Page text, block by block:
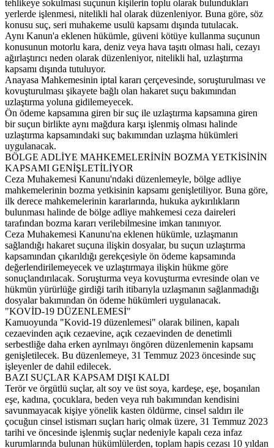
tehlikeye sokulması suçunun kişilerin toplu olarak bulundukları
yerlerde işlenmesi, nitelikli hal olarak düzenleniyor. Buna göre, söz
konusu suç, seri muhakeme usulü kapsamı dışında tutulacak.
Aynı Kanun'a eklenen hükümle, güveni kötüye kullanma suçunun
konusunun motorlu kara, deniz veya hava taşıtı olması hali, cezayı
ağırlaştırıcı neden olarak düzenleniyor, nitelikli hal, uzlaştırma
kapsamı dışında tutuluyor.
Anayasa Mahkemesinin iptal kararı çerçevesinde, soruşturulması ve
kovuşturulması şikayete bağlı olan hakaret suçu bakımından
uzlaştırma yoluna gidilemeyecek.
Ön ödeme kapsamına giren bir suç ile uzlaştırma kapsamına giren
bir suçun birlikte aynı mağdura karşı işlenmiş olması halinde
uzlaştırma kapsamındaki suç bakımından uzlaşma hükümleri
uygulanacak.
BÖLGE ADLİYE MAHKEMELERİNİN BOZMA YETKİSİNİN
KAPSAMI GENİŞLETİLİYOR
Ceza Muhakemesi Kanunu'ndaki düzenlemeyle, bölge adliye
mahkemelerinin bozma yetkisinin kapsamı genişletiliyor. Buna göre,
ilk derece mahkemelerinin kararlarında, hukuka aykırılıkların
bulunması halinde de bölge adliye mahkemesi ceza daireleri
tarafından bozma kararı verilebilmesine imkan tanınıyor.
Ceza Muhakemesi Kanunu'na eklenen hükümle, uzlaşmanın
sağlandığı hakaret suçuna ilişkin dosyalar, bu suçun uzlaştırma
kapsamından çıkarıldığı gerekçesiyle ön ödeme kapsamında
değerlendirilemeyecek ve uzlaştırmaya ilişkin hükme göre
sonuçlandırılacak. Soruşturma veya kovuşturma evresinde olan ve
hükmün yürürlüğe girdiği tarih itibarıyla uzlaşmanın sağlanmadığı
dosyalar bakımından ön ödeme hükümleri uygulanacak.
"KOVİD-19 DÜZENLEMESİ"
Kamuoyunda "Kovid-19 düzenlemesi" olarak bilinen, kapalı
cezaevinden açık cezaevine, açık cezaevinden de denetimli
serbestliğe daha erken ayrılmayı öngören düzenlemenin kapsamı
genişletilecek. Bu düzenlemeye, 31 Temmuz 2023 öncesinde suç
işleyenler de dahil edilecek.
BAZI SUÇLAR KAPSAM DIŞI KALDI
Terör ve örgütlü suçlar, alt soy ve üst soya, kardeşe, eşe, boşanılan
eşe, kadına, çocuklara, beden veya ruh bakımından kendisini
savunmayacak kişiye yönelik kasten öldürme, cinsel saldırı ile
çocuğun cinsel istismarı suçları hariç olmak üzere, 31 Temmuz 2023
tarihi ve öncesinde işlenmiş suçlar nedeniyle kapalı ceza infaz
kurumlarında bulunan hükümlülerden, toplam hapis cezası 10 yıldan